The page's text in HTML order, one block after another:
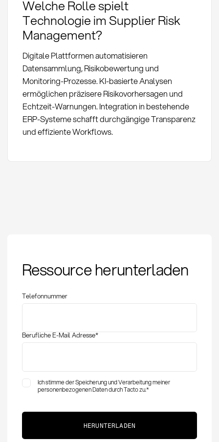
Welche Rolle spielt
Technologie im Supplier Risk
Management?
Digitale Plattformen automatisieren
Datensammlung, Risikobewertung und
Monitoring-Prozesse. KI-basierte Analysen
ermöglichen präzisere Risikovorhersagen und
Echtzeit-Warnungen. Integration in bestehende
ERP-Systeme schafft durchgängige Transparenz
und effiziente Workflows.
Management:
Definition, Methoden
Ressource herunterladen
Telefonnummer
Berufliche E-Mail Adresse*
Ich stimme der Speicherung und Verarbeitung meiner
personenbezogenen Daten durch Tacto zu.*